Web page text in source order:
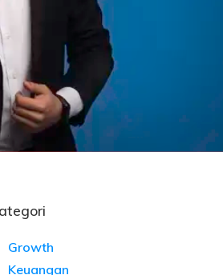
Growth
Keuangan